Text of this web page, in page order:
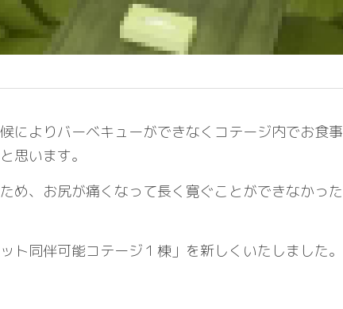
によりバーベキューができなくコテージ内でお食事
思います。
め、お尻が痛くなって長く寛ぐことができなかった
同伴可能コテージ１棟」を新しくいたしました。